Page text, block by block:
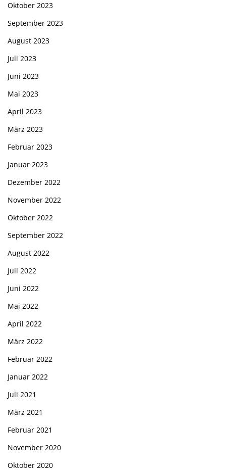
Oktober 2023
September 2023
August 2023
Juli 2023
Juni 2023
Mai 2023
April 2023
März 2023
Februar 2023
Januar 2023
Dezember 2022
November 2022
Oktober 2022
September 2022
August 2022
Juli 2022
Juni 2022
Mai 2022
April 2022
März 2022
Februar 2022
Januar 2022
Juli 2021
März 2021
Februar 2021
November 2020
Oktober 2020